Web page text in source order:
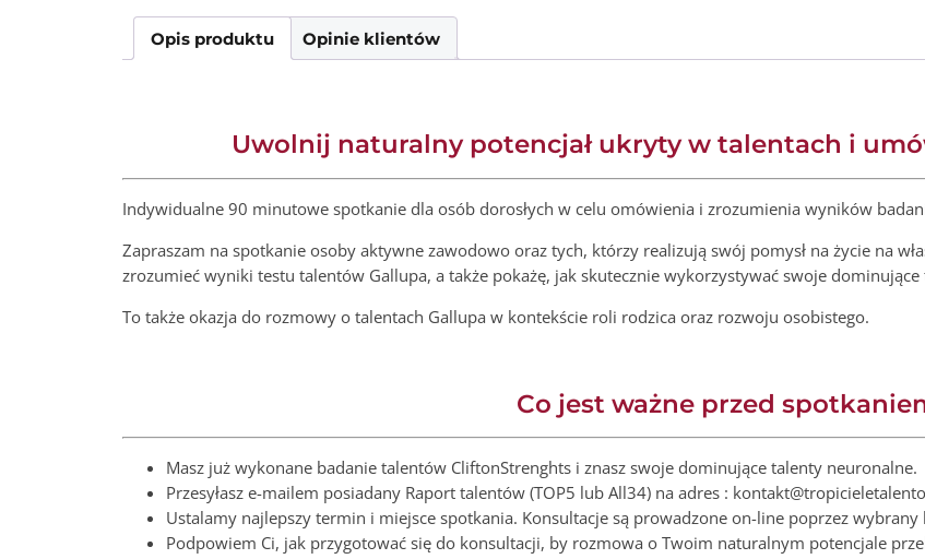
Opis produktu Opinie klientów
Uwolnij naturalny potencjał ukryty w talentach i
Indywidualne 90 minutowe spotkanie dla osób dorosłych w celu omówienia i zrozumienia wyników
Zapraszam na spotkanie osoby aktywne zawodowo oraz tych, którzy realizują swój pomysł na życie na
zrozumieć wyniki testu talentów Gallupa, a także pokażę, jak skutecznie wykorzystywać swoje
To także okazja do rozmowy o talentach Gallupa w kontekście roli rodzica oraz rozwoju osobistego.
Co jest ważne przed
Masz już wykonane badanie talentów CliftonStrenghts i znasz swoje dominujące talenty neuronalne.
Przesyłasz e-mailem posiadany Raport talentów (TOP5 lub All34) na adres :
Ustalamy najlepszy termin i miejsce spotkania. Konsultacje są prowadzone on-line poprzez
Podpowiem Ci, jak przygotować się do konsultacji, by rozmowa o Twoim naturalnym potencjale